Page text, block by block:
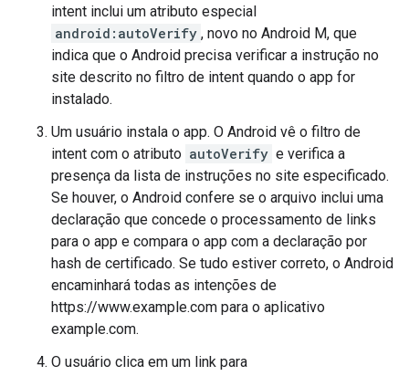
intent inclui um atributo especial
android:autoVerify , novo no Android M, que
indica que o Android precisa verificar a instrução no
site descrito no filtro de intent quando o app for
instalado.
Um usuário instala o app. O Android vê o filtro de
intent com o atributo autoVerify e verifica a
presença da lista de instruções no site especificado.
Se houver, o Android confere se o arquivo inclui uma
declaração que concede o processamento de links
para o app e compara o app com a declaração por
hash de certificado. Se tudo estiver correto, o Android
encaminhará todas as intenções de
https://www.example.com para o aplicativo
example.com.
O usuário clica em um link para